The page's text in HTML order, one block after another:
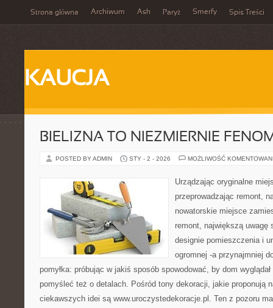
Strona główna Archiwum Ash Paryż Smerfy Spis Treści
KAUCJA
BIELIZNA TO NIEZMIERNIE
POSTED BY ADMIN STY - 2 - 2026 MOŻLIWOŚĆ
Urządzając oryginalne
przeprowadzając remont,
nowatorskie miejsce
remont, największą uwagę
designie pomieszczenia i
ogromnej -a przynajmniej
pomyłka: próbując w jakiś sposób spowodować, by dom
pomyśleć też o detalach. Pośród tony dekoracji, jakie proponują
ciekawszych idei są www.uroczystedekoracje.pl. Ten z pozoru